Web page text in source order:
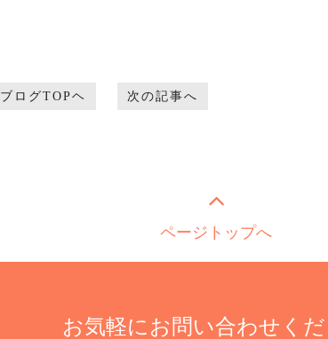
ブログTOPヘ 次の記事へ
ページトップへ
お気軽にお問い合わせく